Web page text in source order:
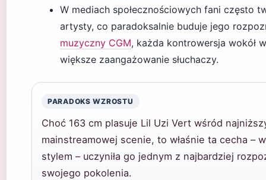
W mediach społecznościowych fani często
artysty, co paradoksalnie buduje jego
muzyczny CGM, każda kontrowersja wokół
większe zaangażowanie słuchaczy.
PARADOKS WZROSTU
Choć 163 cm plasuje Lil Uzi Vert wśród
mainstreamowej scenie, to właśnie ta cecha –
stylem – uczyniła go jednym z najbardziej
swojego pokolenia.